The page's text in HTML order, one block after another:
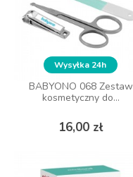
Wysyłka 24h
BABYONO 068 Zestaw
kosmetyczny do...
16,00 zł
Cena
Wysyłka 24h
BABYONO 068 Zestaw
kosmetyczny do...
16,00 zł
Cena